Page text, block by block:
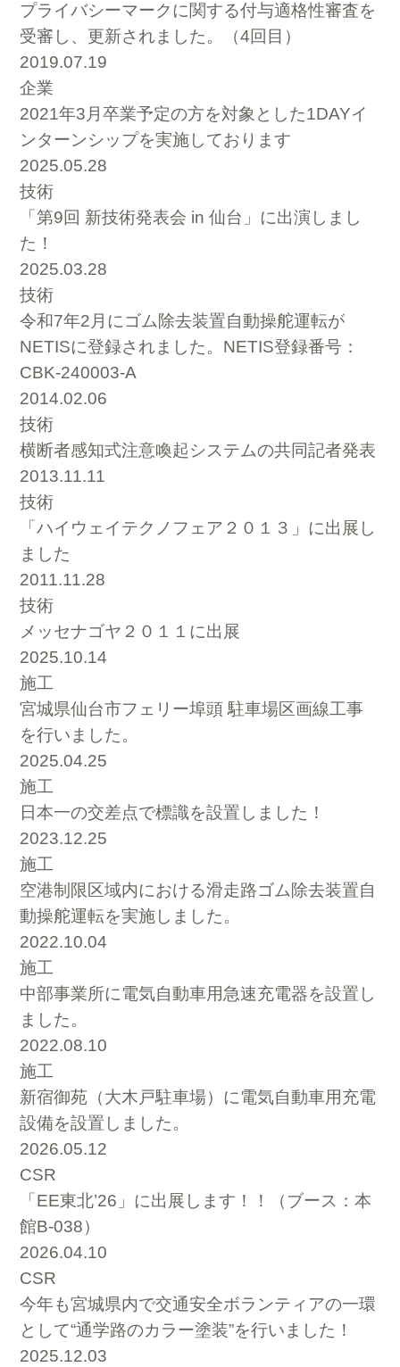
プライバシーマークに関する付与適格性審査を
受審し、更新されました。（4回目）
2019.07.19
企業
2021年3月卒業予定の方を対象とした1DAYイ
ンターンシップを実施しております
2025.05.28
技術
「第9回 新技術発表会 in 仙台」に出演しまし
た！
2025.03.28
技術
令和7年2月にゴム除去装置自動操舵運転が
NETISに登録されました。NETIS登録番号：
CBK-240003-A
2014.02.06
技術
横断者感知式注意喚起システムの共同記者発表
2013.11.11
技術
「ハイウェイテクノフェア２０１３」に出展し
ました
2011.11.28
技術
メッセナゴヤ２０１１に出展
2025.10.14
施工
宮城県仙台市フェリー埠頭 駐車場区画線工事
を行いました。
2025.04.25
施工
日本一の交差点で標識を設置しました！
2023.12.25
施工
空港制限区域内における滑走路ゴム除去装置自
動操舵運転を実施しました。
2022.10.04
施工
中部事業所に電気自動車用急速充電器を設置し
ました。
2022.08.10
施工
新宿御苑（大木戸駐車場）に電気自動車用充電
設備を設置しました。
2026.05.12
CSR
「EE東北’26」に出展します！！（ブース：本
館B-038）
2026.04.10
CSR
今年も宮城県内で交通安全ボランティアの一環
として“通学路のカラー塗装”を行いました！
2025.12.03